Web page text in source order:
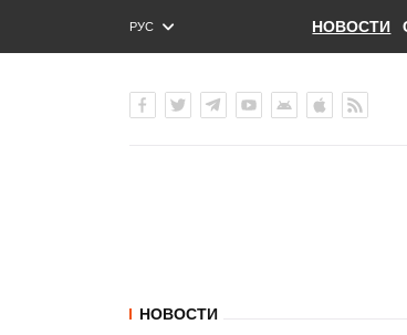
РУС
ENG
НОВОСТИ
НОВОСТИ